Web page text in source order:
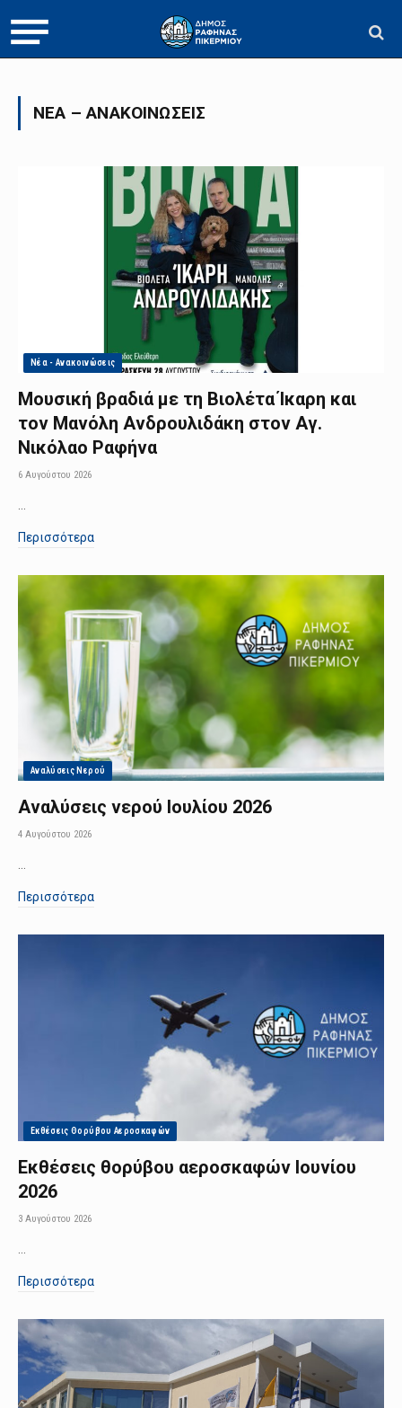
ΝΈΑ – ΑΝΑΚΟΙΝΏΣΕΙΣ
Νέα - Ανακοινώσεις
Μουσική βραδιά με τη Βιολέτα Ίκαρη και
τον Μανόλη Ανδρουλιδάκη στον Αγ.
Νικόλαο Ραφήνα
6 Αυγούστου 2026
Περισσότερα
Αναλύσεις Νερού
Αναλύσεις νερού Ιουλίου 2026
4 Αυγούστου 2026
Περισσότερα
Εκθέσεις Θορύβου Αεροσκαφών
Εκθέσεις θορύβου αεροσκαφών Ιουνίου
2026
3 Αυγούστου 2026
Περισσότερα